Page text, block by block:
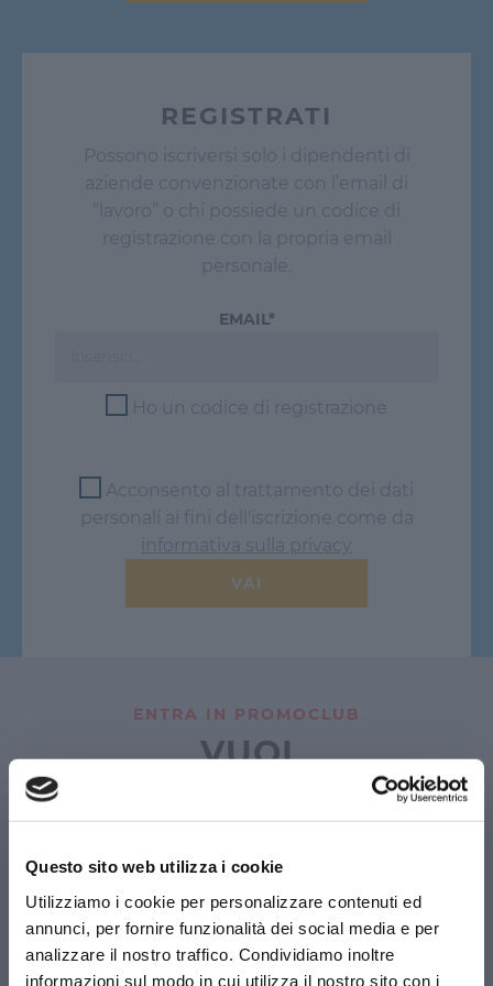
Questo sito web utilizza i cookie
Utilizziamo i cookie per personalizzare contenuti ed
annunci, per fornire funzionalità dei social media e per
analizzare il nostro traffico. Condividiamo inoltre
informazioni sul modo in cui utilizza il nostro sito con i
REGISTRATI
Possono iscriversi solo i dipendenti di
aziende convenzionate con l’email di
“lavoro” o chi possiede un codice di
registrazione con la propria email
personale.
EMAIL*
Ho un codice di registrazione
Acconsento al trattamento dei dati
personali ai fini dell'iscrizione come da
informativa sulla privacy
VAI
ENTRA IN PROMOCLUB
VUOI
CONVENZIONARE LA
TUA AZIENDA?
offri ai tuoi dipendenti unbenefitdi grande
valore.
Attivando la convenzione i tuoi dipendenti
avranno la possibilità di accedere ai negozi